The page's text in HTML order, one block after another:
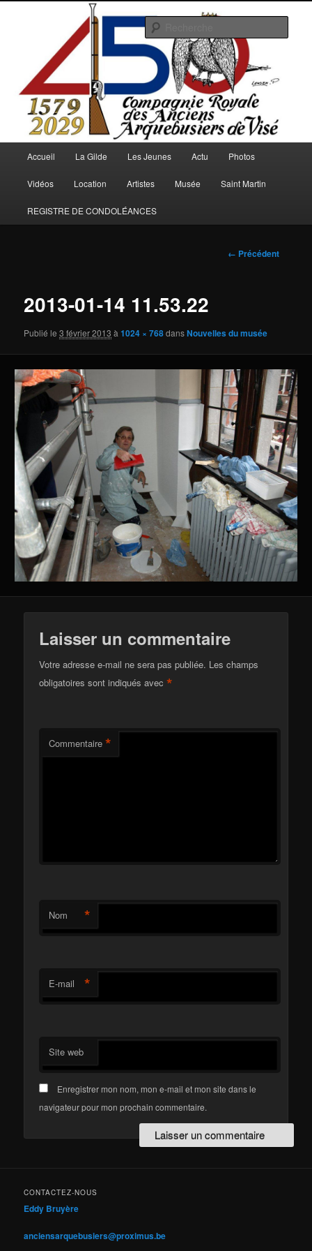
Arquebusiers.eu
Accueil La Gilde Les Jeunes Actu Photos
Vidéos Location Artistes Musée Saint Martin
REGISTRE DE CONDOLÉANCES
Navigation
← Précédent
2013-01-14 11.53.22
Publié le3 février 2013 à1024 × 768dansNouvelles du musée
Laisser un commentaire
Votre adresse e-mail ne sera pas publiée. Les champs
obligatoires sont indiqués avec*
Commentaire *
Nom *
E-mail *
Site web
Enregistrer mon nom, mon e-mail et mon site dans le
navigateur pour mon prochain commentaire.
CONTACTEZ-NOUS
Eddy Bruyère
anciensarquebusiers@proximus.be